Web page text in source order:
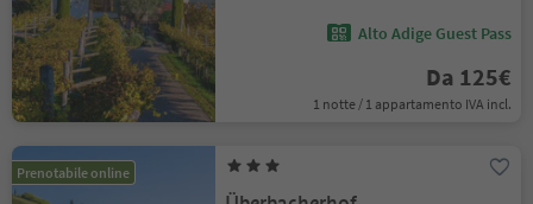
Alto Adige Guest Pass
Da 125€
1 notte / 1 appartamento IVA incl.
Prenotabile online